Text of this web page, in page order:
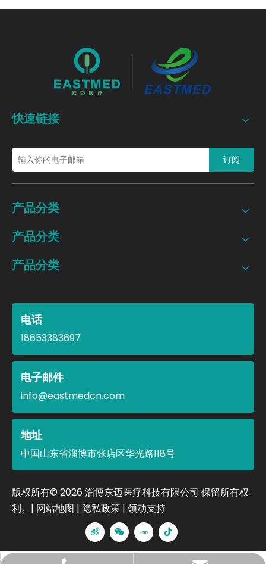
快速链接
订阅
产品分类
产品分类
产品分类
电话
18653383697
电子邮件
info@eastmedcn.com
地址
中国山东省淄博市张店区华光路118号
​版权所有© 2026 淄博东迈医疗科技有限公司 保留所有权
利。| 网站地图 | 隐私政策 | 领动支持